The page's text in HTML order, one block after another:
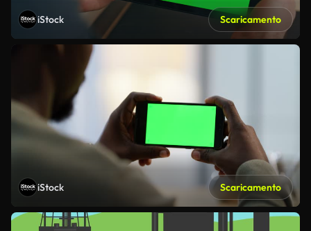
iStock Scaricamento
iStock Scaricamento